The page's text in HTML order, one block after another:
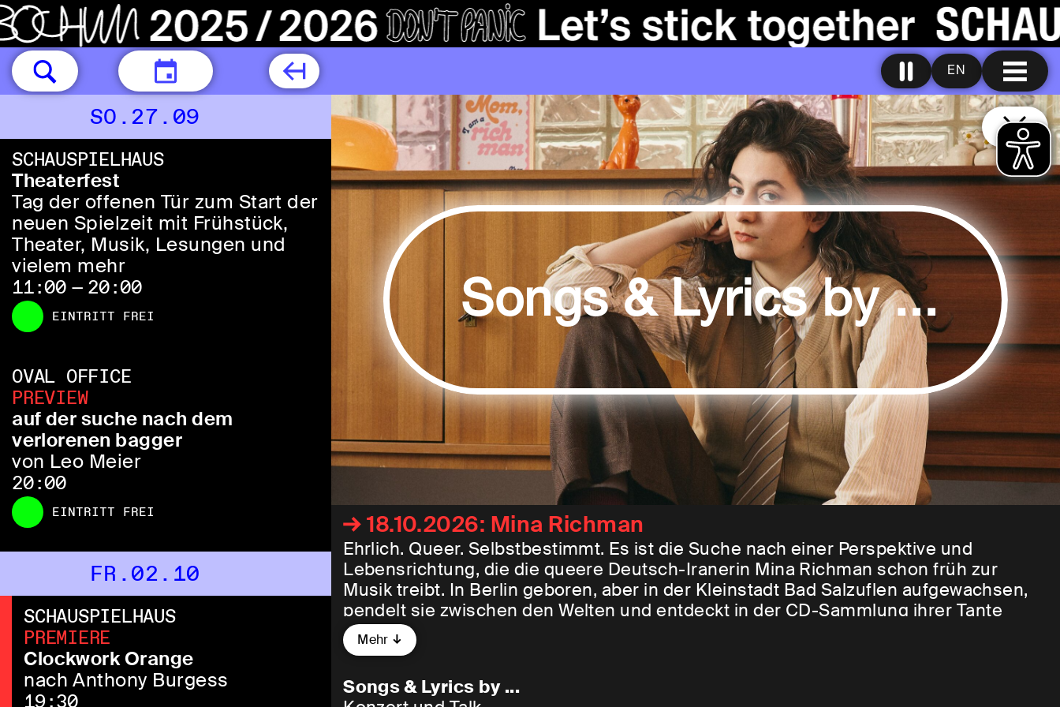
EN
HEUTE
SO.27.09
SCHAUSPIELHAUS
Theaterfest
Tag der offenen Tür zum Start der
neuen Spielzeit mit Frühstück,
Theater, Musik, Lesungen und
vielem mehr
11:00 — 20:00
EINTRITT FREI
OVAL OFFICE
PREVIEW
auf der suche nach dem
verlorenen bagger
von Leo Meier
20:00
EINTRITT FREI
FR.02.10
SCHAUSPIELHAUS
PREMIERE
Clockwork Orange
nach Anthony Burgess
19:30
Songs & Lyrics by ...
18.10.2026: Mina Richman
Ehrlich. Queer. Selbstbestimmt. Es ist die Suche nach einer Perspektive und
Lebensrichtung, die die queere Deutsch-Iranerin Mina Richman schon früh zur
Musik treibt. In Berlin geboren, aber in der Kleinstadt Bad Salzuflen aufgewachsen,
pendelt sie zwischen den Welten und entdeckt in der CD-Sammlung ihrer Tante
Schätze wie Joan As Police Woman und Nina Simone. Von ihrem Vater „aus
Versehen“ zur Feministin erzogen – wie sie es einmal in einem
Zitat „Mom, I am a rich man“.
Mehr
Songs & Lyrics by ...